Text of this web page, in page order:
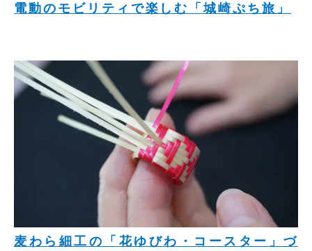
電動のモビリティで楽しむ「城崎ぷち旅」
麦わら細工の「花ゆびわ・コースター」づ